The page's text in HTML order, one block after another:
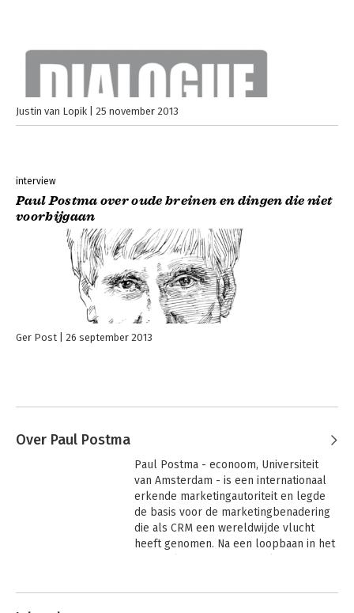
Justin van Lopik 25 november 2013
interview
Paul Postma over oude breinen en dingen die niet
voorbijgaan
Ger Post 26 september 2013
Over Paul Postma
Paul Postma - econoom, Universiteit
van Amsterdam - is een internationaal
erkende marketingautoriteit en legde
de basis voor de marketingbenadering
die als CRM een wereldwijde vlucht
heeft genomen. Na een loopbaan in het
CRM praktijk op. Veelgevraagd spreker
Andere boeken door Paul Postma